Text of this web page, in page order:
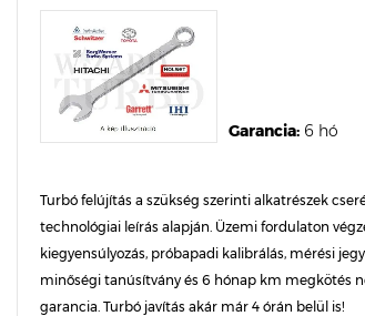
Garancia: 6 hó
Turbó felújítás a szükség szerinti alkatrészek
technológiai leírás alapján. Üzemi fordulaton
kiegyensúlyozás, próbapadi kalibrálás, mérési
minőségi tanúsítvány és 6 hónap km megkötés
garancia. Turbó javítás akár már 4 órán belül is!